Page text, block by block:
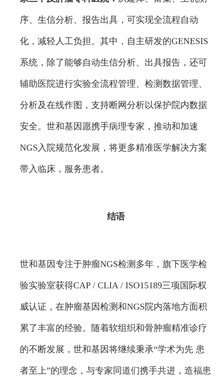
序、生信分析、报告出具，可实现全流程自动
化，减轻人工负担。其中，自主研发的GENESIS
系统，除了能够自动生信分析、出具报告，还可
辅助医院进行实验全流程管理、检测数据管理、
分析及在线作图，支持断网分析以保护院内数据
安全。世和基因愿携手病理专家，推动和加速
NGS入院规范化发展，将更多精准医学解决方案
带入临床，服务患者。
结语
世和基因专注于肿瘤NGS检测多年，旗下医学检
验实验室获得CAP / CLIA / ISO15189三项国际权
威认证，在肿瘤基因检测和NGS院内落地方面积
累了丰富的经验。随着软组织和骨肿瘤精准诊疗
的不断发展，世和基因将继续秉承“学术为先 患
者至上”的理念，与专家同道们携手共进，造福患